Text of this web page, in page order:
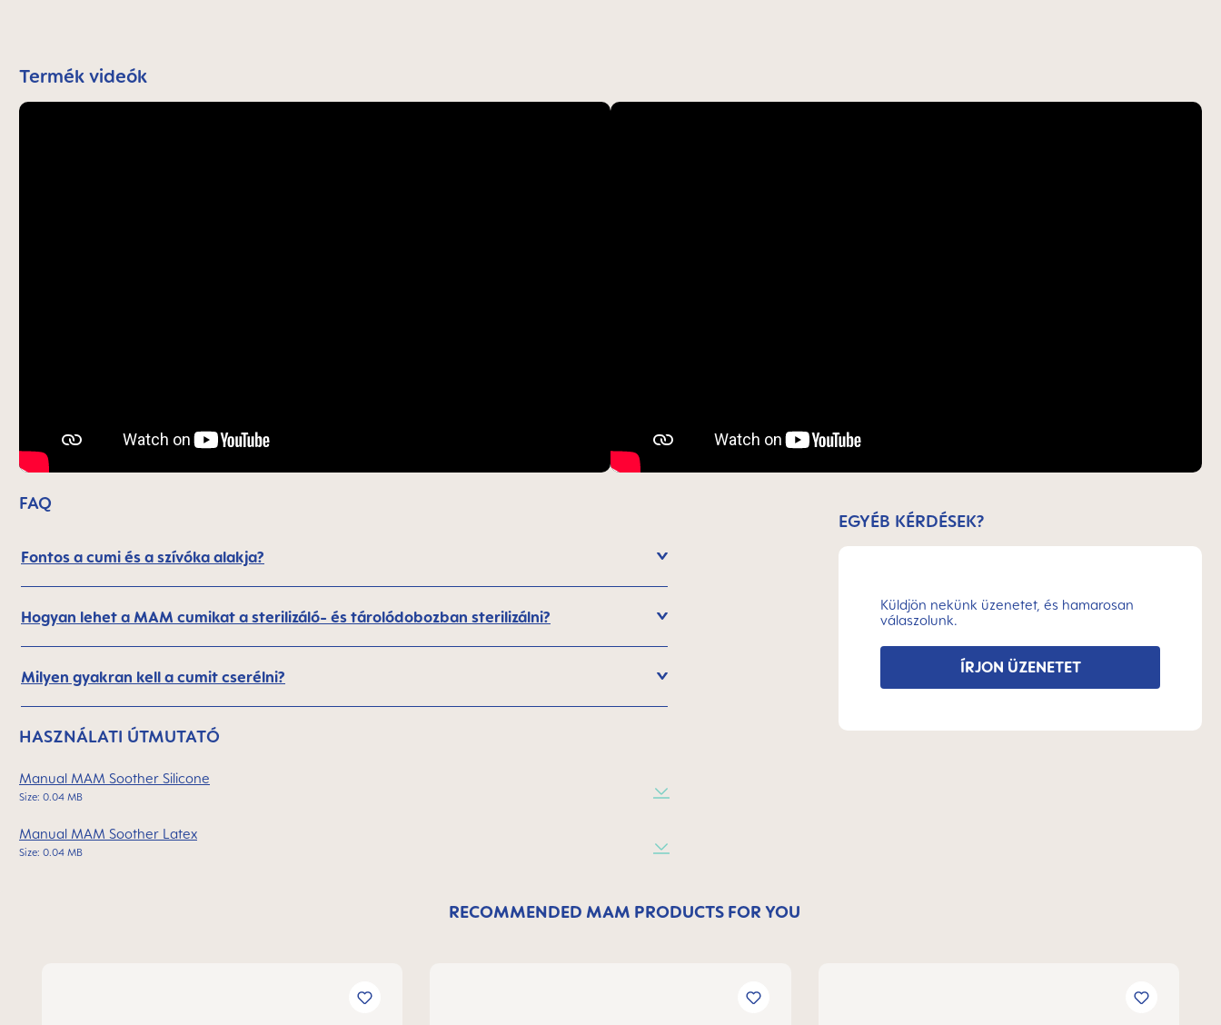
Termék videók
FAQ
Fontos a cumi és a szívóka alakja?
Hogyan lehet a MAM cumikat a sterilizáló- és tárolódobozban sterilizálni?
Milyen gyakran kell a cumit cserélni?
HASZNÁLATI ÚTMUTATÓ
Manual MAM Soother Silicone
Size: 0.04 MB
Manual MAM Soother Latex
Size: 0.04 MB
EGYÉB KÉRDÉSEK?
Küldjön nekünk üzenetet, és hamarosan
válaszolunk.
ÍRJON ÜZENETET
RECOMMENDED MAM PRODUCTS FOR YOU